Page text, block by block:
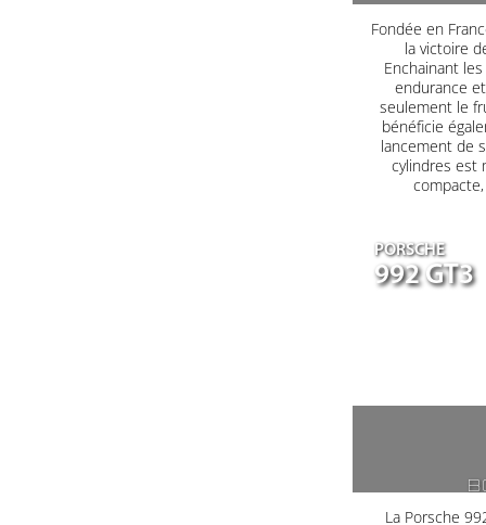
Fondée en
la victoire
Enchainant
endurance
seulement le
bénéficie
lancement de
cylindres est
PORSCHE
992 GT3
La Porsche